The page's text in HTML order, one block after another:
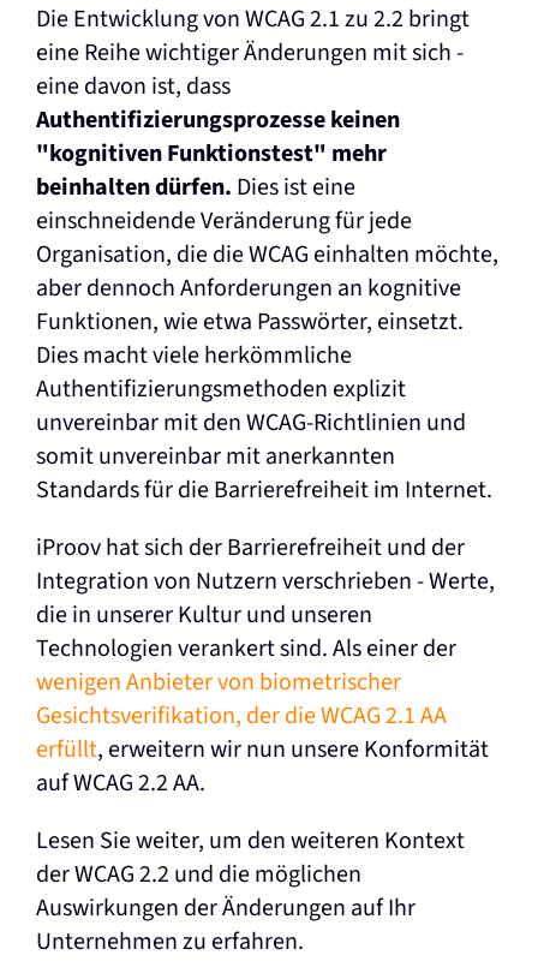
Die Entwicklung von WCAG 2.1 zu 2.2 bringt
eine Reihe wichtiger Änderungen mit sich -
eine davon ist, dass
Authentifizierungsprozesse keinen
"kognitiven Funktionstest" mehr
beinhalten dürfen. Dies ist eine
einschneidende Veränderung für jede
Organisation, die die WCAG einhalten möchte,
aber dennoch Anforderungen an kognitive
Funktionen, wie etwa Passwörter, einsetzt.
Dies macht viele herkömmliche
Authentifizierungsmethoden explizit
unvereinbar mit den WCAG-Richtlinien und
somit unvereinbar mit anerkannten
Standards für die Barrierefreiheit im Internet.
iProov hat sich der Barrierefreiheit und der
Integration von Nutzern verschrieben - Werte,
die in unserer Kultur und unseren
Technologien verankert sind. Als einer der
wenigen Anbieter von biometrischer
Gesichtsverifikation, der die WCAG 2.1 AA
erfüllt, erweitern wir nun unsere Konformität
auf WCAG 2.2 AA.
Lesen Sie weiter, um den weiteren Kontext
der WCAG 2.2 und die möglichen
Auswirkungen der Änderungen auf Ihr
Unternehmen zu erfahren.